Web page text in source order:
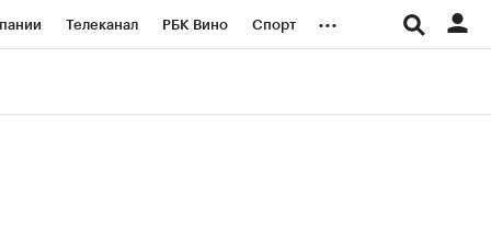
Телеканал РБК Вино Спорт ...